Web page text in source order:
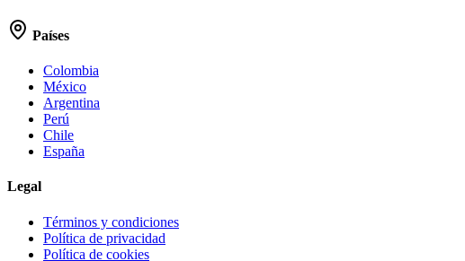
Países
Colombia
México
Argentina
Perú
Chile
España
Legal
Términos y condiciones
Política de privacidad
Política de cookies